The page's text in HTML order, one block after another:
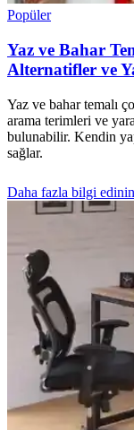
Popüler
Yaz ve Bahar
Alternatifler ve
Yaz ve bahar temalı
arama terimleri ve
bulunabilir. Kendin
sağlar.
Daha fazla bilgi edinin